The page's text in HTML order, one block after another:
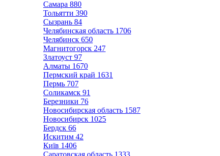
Самара 880
Тольятти 390
Сызрань 84
Челябинская область 1706
Челябинск 650
Магнитогорск 247
Златоуст 97
Алматы 1670
Пермский край 1631
Пермь 707
Соликамск 91
Березники 76
Новосибирская область 1587
Новосибирск 1025
Бердск 66
Искитим 42
Київ 1406
Саратовская область 1333